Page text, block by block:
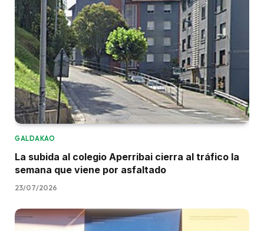
GALDAKAO
La subida al colegio Aperribai cierra al tráfico la
semana que viene por asfaltado
23/07/2026